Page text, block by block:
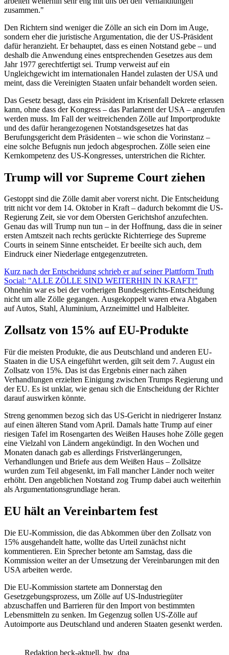
zusammen."
Den Richtern sind weniger die Zölle an sich ein Dorn im Auge,
sondern eher die juristische Argumentation, die der US-Präsident
dafür heranzieht. Er behauptet, dass es einen Notstand gebe – und
deshalb die Anwendung eines entsprechenden Gesetzes aus dem
Jahr 1977 gerechtfertigt sei. Trump verweist auf ein
Ungleichgewicht im internationalen Handel zulasten der USA und
meint, dass die Vereinigten Staaten unfair behandelt worden seien.
Das Gesetz besagt, dass ein Präsident im Krisenfall Dekrete erlassen
kann, ohne dass der Kongress – das Parlament der USA – angerufen
werden muss. Im Fall der weitreichenden Zölle auf Importprodukte
und des dafür herangezogenen Notstandsgesetzes hat das
Berufungsgericht dem Präsidenten – wie schon die Vorinstanz –
eine solche Befugnis nun jedoch abgesprochen. Zölle seien eine
Kernkompetenz des US-Kongresses, unterstrichen die Richter.
Trump will vor Supreme Court ziehen
Gestoppt sind die Zölle damit aber vorerst nicht. Die Entscheidung
tritt nicht vor dem 14. Oktober in Kraft – dadurch bekommt die US-
Regierung Zeit, sie vor dem Obersten Gerichtshof anzufechten.
Genau das will Trump nun tun – in der Hoffnung, dass die in seiner
ersten Amtszeit nach rechts gerückte Richterriege des Supreme
Courts in seinem Sinne entscheidet. Er beeilte sich auch, dem
Eindruck einer Niederlage entgegenzutreten.
Kurz nach der Entscheidung schrieb er auf seiner Plattform Truth
Social: "ALLE ZÖLLE SIND WEITERHIN IN KRAFT!"
Ohnehin war es bei der vorherigen Bundesgerichts-Entscheidung
nicht um alle Zölle gegangen. Ausgekoppelt waren etwa Abgaben
auf Autos, Stahl, Aluminium, Arzneimittel und Halbleiter.
Zollsatz von 15% auf EU-Produkte
Für die meisten Produkte, die aus Deutschland und anderen EU-
Staaten in die USA eingeführt werden, gilt seit dem 7. August ein
Zollsatz von 15%. Das ist das Ergebnis einer nach zähen
Verhandlungen erzielten Einigung zwischen Trumps Regierung und
der EU. Es ist unklar, wie genau sich die Entscheidung der Richter
darauf auswirken könnte.
Streng genommen bezog sich das US-Gericht in niedrigerer Instanz
auf einen älteren Stand vom April. Damals hatte Trump auf einer
riesigen Tafel im Rosengarten des Weißen Hauses hohe Zölle gegen
eine Vielzahl von Ländern angekündigt. In den Wochen und
Monaten danach gab es allerdings Fristverlängerungen,
Verhandlungen und Briefe aus dem Weißen Haus – Zollsätze
wurden zum Teil abgesenkt, im Fall mancher Länder noch weiter
erhöht. Den angeblichen Notstand zog Trump dabei auch weiterhin
als Argumentationsgrundlage heran.
EU hält an Vereinbartem fest
Die EU-Kommission, die das Abkommen über den Zollsatz von
15% ausgehandelt hatte, wollte das Urteil zunächst nicht
kommentieren. Ein Sprecher betonte am Samstag, dass die
Kommission weiter an der Umsetzung der Vereinbarungen mit den
USA arbeiten werde.
Die EU-Kommission startete am Donnerstag den
Gesetzgebungsprozess, um Zölle auf US-Industriegüter
abzuschaffen und Barrieren für den Import von bestimmten
Lebensmitteln zu senken. Im Gegenzug sollen US-Zölle auf
Autoimporte aus Deutschland und anderen Staaten gesenkt werden.
Redaktion beck-aktuell, bw dpa